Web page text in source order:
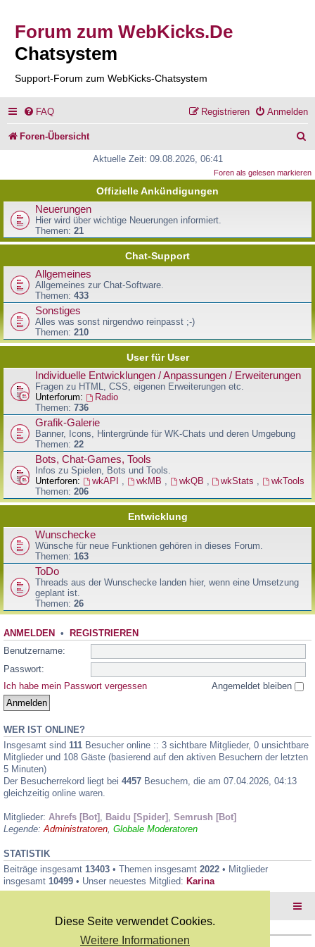
Diese Seite verwendet Cookies.
Weitere Informationen
Forum zum WebKicks.De
Chatsystem
Support-Forum zum WebKicks-Chatsystem
FAQ Anmelden
Registrieren
Foren-Übersicht
c
Aktuelle Zeit: 09.08.2026, 06:41
Foren als gelesen markieren
Offizielle Ankündigungen
Neuerungen
Hier wird über wichtige Neuerungen informiert.
Themen: 21
Chat-Support
Allgemeines
Allgemeines zur Chat-Software.
Themen: 433
Sonstiges
Alles was sonst nirgendwo reinpasst ;-)
Themen: 210
User für User
Individuelle Entwicklungen / Anpassungen / Erweiterungen
Fragen zu HTML, CSS, eigenen Erweiterungen etc.
Unterforum:
Radio
Themen: 736
Grafik-Galerie
Banner, Icons, Hintergründe für WK-Chats und deren Umgebung
Themen: 22
Bots, Chat-Games, Tools
Infos zu Spielen, Bots und Tools.
Unterforen:
wkAPI , wkMB , wkQB , wkStats ,
wkTools
Themen: 206
Entwicklung
Wunschecke
Wünsche für neue Funktionen gehören in dieses Forum.
Themen: 163
ToDo
Threads aus der Wunschecke landen hier, wenn eine Umsetzung
geplant ist.
Themen: 26
ANMELDEN • REGISTRIEREN
Benutzername:
Passwort:
Ich habe mein Passwort vergessen
Angemeldet bleiben
WER IST ONLINE?
Insgesamt sind 111 Besucher online :: 3 sichtbare Mitglieder, 0 unsichtbare
Mitglieder und 108 Gäste (basierend auf den aktiven Besuchern der letzten
5 Minuten)
Der Besucherrekord liegt bei 4457 Besuchern, die am 07.04.2026, 04:13
gleichzeitig online waren.
Mitglieder: Ahrefs [Bot] , Baidu [Spider] , Semrush [Bot]
Legende:Administratoren, Globale Moderatoren
STATISTIK
Beiträge insgesamt 13403 • Themen insgesamt 2022 • Mitglieder
insgesamt 10499 • Unser neuestes Mitglied: Karina